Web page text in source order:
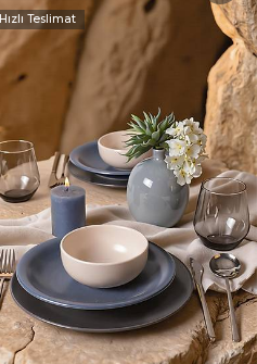
Hızlı Teslimat